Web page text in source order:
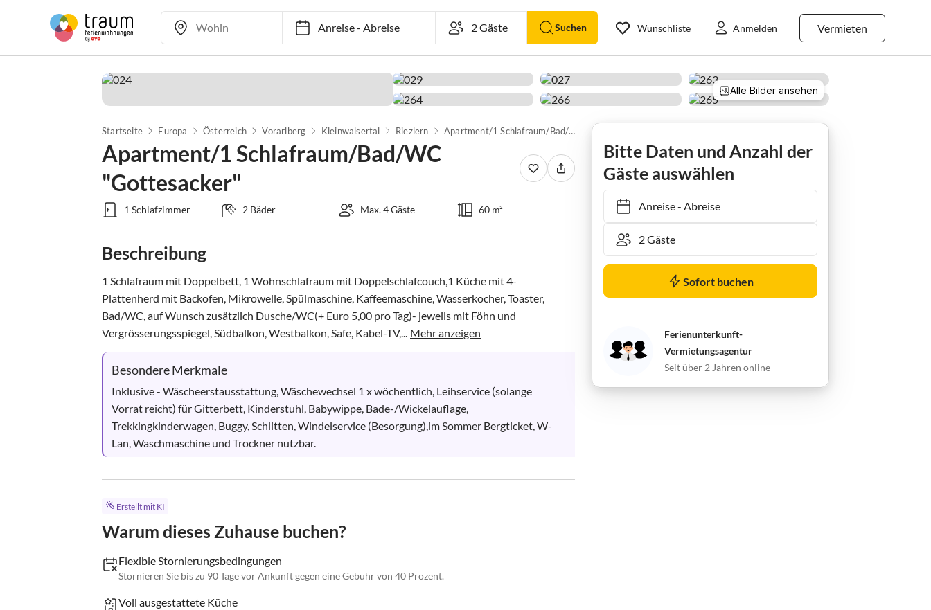
Anreise-Abreise Suchen Vermieten
Wunschliste Anmelden
Alle Bilder ansehen
Startseite Europa Österreich Vorarlberg Kleinwalsertal Riezlern Apartment/1 Schlafraum/Bad/WC "Gottesacker"
Apartment/1 Schlafraum/Bad/WC
"Gottesacker"
1 Schlafzimmer 2 Bäder Max. 4 Gäste 60 m²
Beschreibung
1 Schlafraum mit Doppelbett, 1 Wohnschlafraum mit Doppelschlafcouch,1 Küche mit 4-
Plattenherd mit Backofen, Mikrowelle, Spülmaschine, Kaffeemaschine, Wasserkocher, Toaster,
Bad/WC, auf Wunsch zusätzlich Dusche/WC(+ Euro 5,00 pro Tag)- jeweils mit Föhn und
Vergrösserungsspiegel, Südbalkon, Westbalkon, Safe, Kabel-TV,... Mehr anzeigen
Besondere Merkmale
Inklusive - Wäscheerstausstattung, Wäschewechsel 1 x wöchentlich, Leihservice (solange
Vorrat reicht) für Gitterbett, Kinderstuhl, Babywippe, Bade-/Wickelauflage,
Trekkingkinderwagen, Buggy, Schlitten, Windelservice (Besorgung),im Sommer Bergticket, W-
Lan, Waschmaschine und Trockner nutzbar.
Erstellt mit KI
Warum dieses Zuhause buchen?
Flexible Stornierungsbedingungen
Stornieren Sie bis zu 90 Tage vor Ankunft gegen eine Gebühr von 40 Prozent.
Voll ausgestattete Küche
Bitte Daten und Anzahl der
Gäste auswählen
Anreise- Abreise
Sofort buchen
Ferienunterkunft-
Vermietungsagentur
Seit über 2 Jahren online